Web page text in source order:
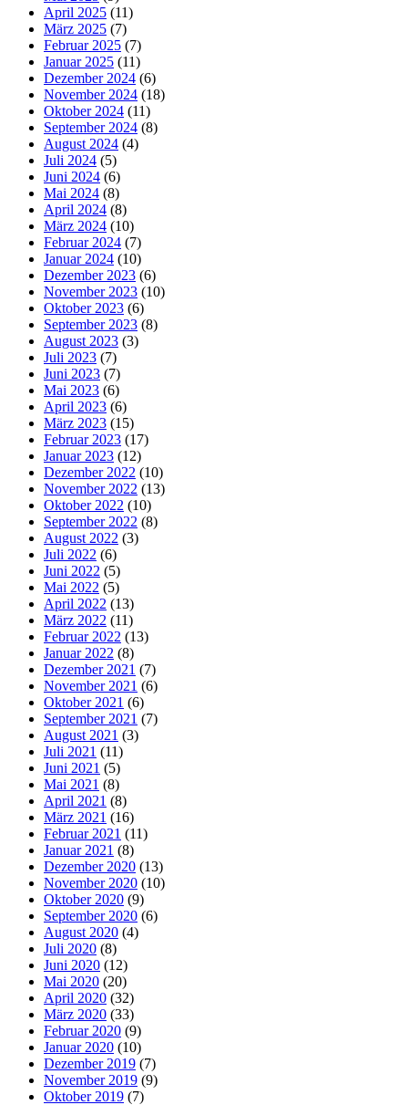
April 2025 (11)
März 2025 (7)
Februar 2025 (7)
Januar 2025 (11)
Dezember 2024 (6)
November 2024 (18)
Oktober 2024 (11)
September 2024 (8)
August 2024 (4)
Juli 2024 (5)
Juni 2024 (6)
Mai 2024 (8)
April 2024 (8)
März 2024 (10)
Februar 2024 (7)
Januar 2024 (10)
Dezember 2023 (6)
November 2023 (10)
Oktober 2023 (6)
September 2023 (8)
August 2023 (3)
Juli 2023 (7)
Juni 2023 (7)
Mai 2023 (6)
April 2023 (6)
März 2023 (15)
Februar 2023 (17)
Januar 2023 (12)
Dezember 2022 (10)
November 2022 (13)
Oktober 2022 (10)
September 2022 (8)
August 2022 (3)
Juli 2022 (6)
Juni 2022 (5)
Mai 2022 (5)
April 2022 (13)
März 2022 (11)
Februar 2022 (13)
Januar 2022 (8)
Dezember 2021 (7)
November 2021 (6)
Oktober 2021 (6)
September 2021 (7)
August 2021 (3)
Juli 2021 (11)
Juni 2021 (5)
Mai 2021 (8)
April 2021 (8)
März 2021 (16)
Februar 2021 (11)
Januar 2021 (8)
Dezember 2020 (13)
November 2020 (10)
Oktober 2020 (9)
September 2020 (6)
August 2020 (4)
Juli 2020 (8)
Juni 2020 (12)
Mai 2020 (20)
April 2020 (32)
März 2020 (33)
Februar 2020 (9)
Januar 2020 (10)
Dezember 2019 (7)
November 2019 (9)
Oktober 2019 (7)